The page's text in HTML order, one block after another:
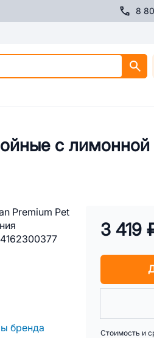
8
с
Premium Pet
бренда
3 419
Стоимость и